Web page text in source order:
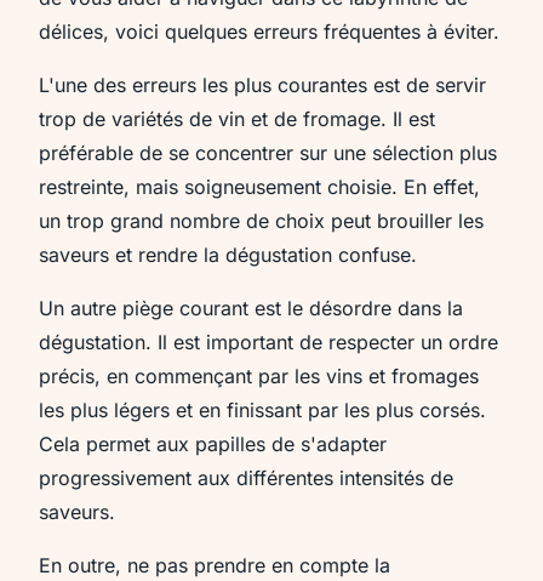
délices, voici quelques erreurs fréquentes à éviter.
L'une des erreurs les plus courantes est de servir
trop de variétés de vin et de fromage. Il est
préférable de se concentrer sur une sélection plus
restreinte, mais soigneusement choisie. En effet,
un trop grand nombre de choix peut brouiller les
saveurs et rendre la dégustation confuse.
Un autre piège courant est le désordre dans la
dégustation. Il est important de respecter un ordre
précis, en commençant par les vins et fromages
les plus légers et en finissant par les plus corsés.
Cela permet aux papilles de s'adapter
progressivement aux différentes intensités de
saveurs.
En outre, ne pas prendre en compte la